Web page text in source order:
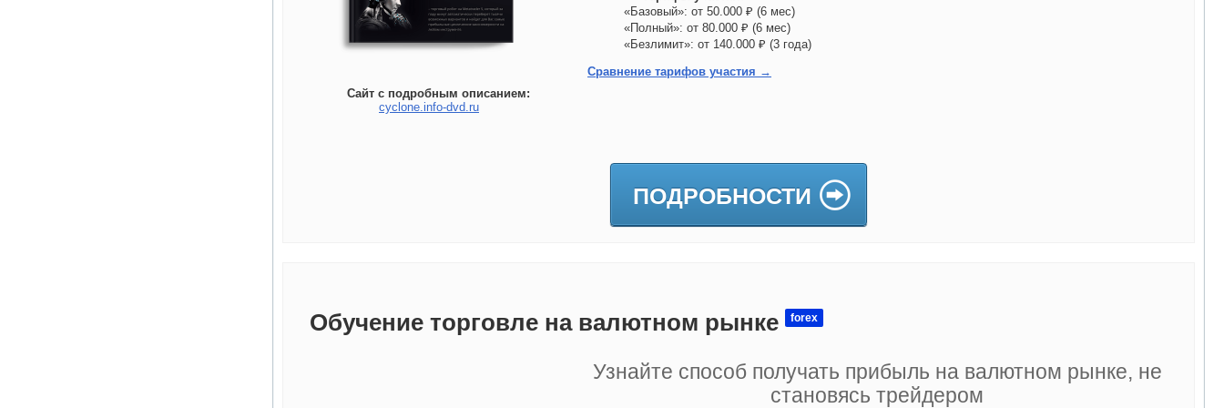
Сайт с подробным описанием:
cyclone.info-dvd.ru
«Базовый»: от 50.000 ₽ (6 мес)
«Полный»: от 80.000 ₽ (6 мес)
«Безлимит»: от 140.000 ₽ (3 года)
Сравнение тарифов участия →
ПОДРОБНОСТИ
Обучение торговле на валютном рынке forex
Узнайте способ получать прибыль на валютном рынке, не
становясь трейдером